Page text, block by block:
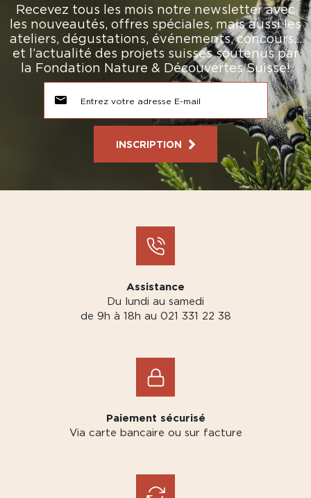
Recevez tous les mois notre newsletter avec
les nouveautés, offres spéciales, mais aussi les
ateliers, dégustations, événements, concours…
et l’actualité des projets suisses soutenus par
la Fondation Nature & Découvertes Suisse!
INSCRIPTION
Assistance
Du lundi au samedi
de 9h à 18h au 021 331 22 38
Paiement sécurisé
Via carte bancaire ou sur facture